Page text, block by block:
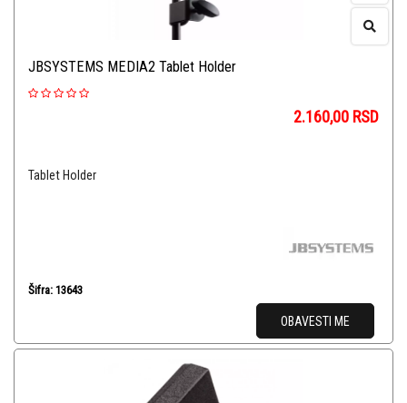
JBSYSTEMS MEDIA2 Tablet Holder
2.160,00 RSD
Tablet Holder
Šifra: 13643
OBAVESTI ME